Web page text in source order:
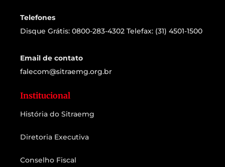
Telefones
Disque Grátis: 0800-283-4302 Telefax: (31) 4501-1500
Email de contato
falecom@sitraemg.org.br
Institucional
História do Sitraemg
Diretoria Executiva
Conselho Fiscal